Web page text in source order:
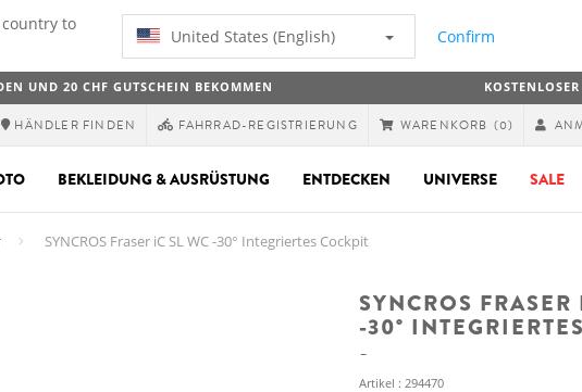
to
United States (English) Confirm
UND 20 CHF GUTSCHEIN BEKOMMEN
HÄNDLER FINDEN FAHRRAD-REGISTRIERUNG WARENKORB (0)
BEKLEIDUNG & AUSRÜSTUNG ENTDECKEN UNIVERSE SALE
SYNCROS Fraser iC SL WC -30° Integriertes Cockpit
SYNCROS FRASER
-30°
Artikel : 294470